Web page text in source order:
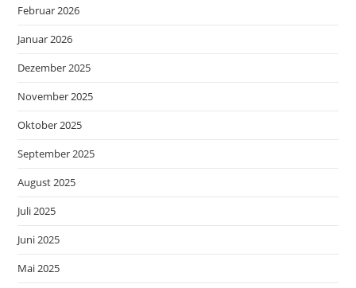
Februar 2026
Januar 2026
Dezember 2025
November 2025
Oktober 2025
September 2025
August 2025
Juli 2025
Juni 2025
Mai 2025